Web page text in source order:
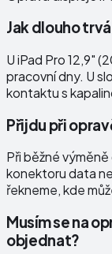
Jak dlouho
U iPad Pro 12,9"
pracovní dny. U
kontaktu s
Přijdu při
Při běžné
konektoru data
řekneme, kde
Musím se na
objednat?